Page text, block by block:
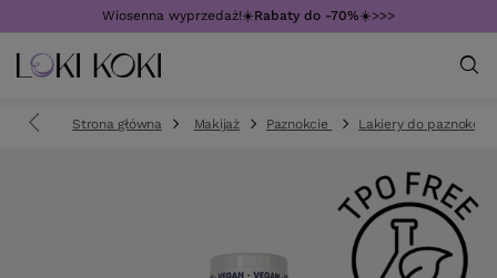
Wiosenna wyprzedaż!☀️Rabaty do -70%☀️>>>
Strona główna Makijaż Paznokcie Lakiery do paznokci